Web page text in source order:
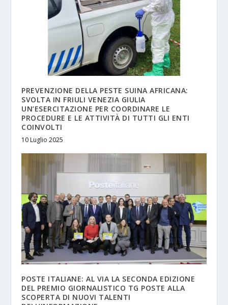
PREVENZIONE DELLA PESTE SUINA AFRICANA:
SVOLTA IN FRIULI VENEZIA GIULIA
UN’ESERCITAZIONE PER COORDINARE LE
PROCEDURE E LE ATTIVITÀ DI TUTTI GLI ENTI
COINVOLTI
10 Luglio 2025
POSTE ITALIANE: AL VIA LA SECONDA EDIZIONE
DEL PREMIO GIORNALISTICO TG POSTE ALLA
SCOPERTA DI NUOVI TALENTI